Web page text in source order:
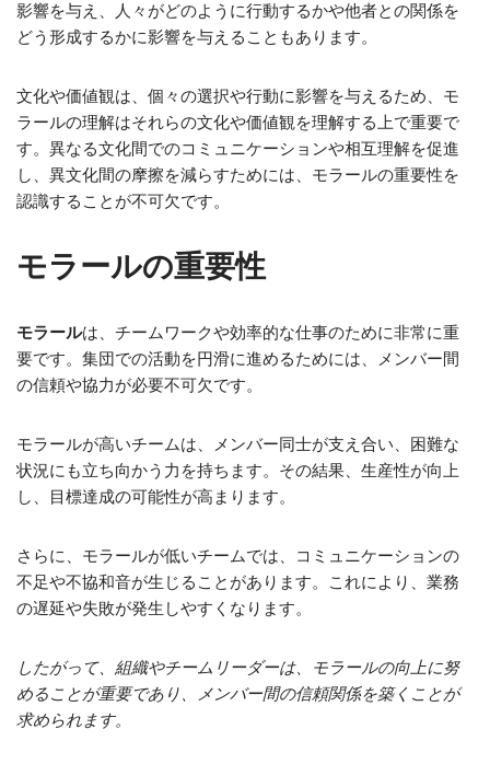
影響を与え、人々がどのように行動するかや他者との関係を
どう形成するかに影響を与えることもあります。
文化や価値観は、個々の選択や行動に影響を与えるため、モ
ラールの理解はそれらの文化や価値観を理解する上で重要で
す。異なる文化間でのコミュニケーションや相互理解を促進
し、異文化間の摩擦を減らすためには、モラールの重要性を
認識することが不可欠です。
モラールの重要性
モラールは、チームワークや効率的な仕事のために非常に重
要です。集団での活動を円滑に進めるためには、メンバー間
の信頼や協力が必要不可欠です。
モラールが高いチームは、メンバー同士が支え合い、困難な
状況にも立ち向かう力を持ちます。その結果、生産性が向上
し、目標達成の可能性が高まります。
さらに、モラールが低いチームでは、コミュニケーションの
不足や不協和音が生じることがあります。これにより、業務
の遅延や失敗が発生しやすくなります。
したがって、組織やチームリーダーは、モラールの向上に努
めることが重要であり、メンバー間の信頼関係を築くことが
求められます。